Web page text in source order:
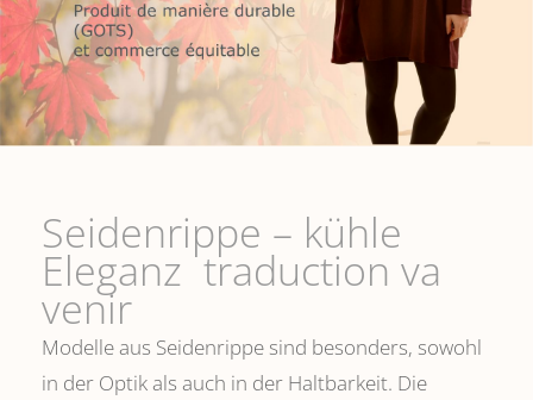
Seidenrippe­ – kühle
Eleganz traduction va
venir
Modelle aus Seidenrippe sind besonders, sowohl
in der Optik als auch in der Haltbarkeit. Die